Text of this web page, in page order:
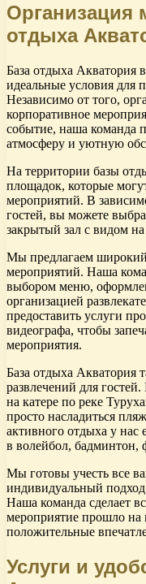
Организация
отдыха
База отдыха Акватория
идеальные условия для
Независимо от того,
корпоративное
событие, наша команда
атмосферу и уютную
На территории базы
площадок, которые
мероприятий. В
гостей, вы можете
закрытый зал с видом
Мы предлагаем широкий
мероприятий. Наша
выбором меню,
организацией
предоставить услуги
видеографа, чтобы
мероприятия.
База отдыха Акватория
развлечений для
на катере по реке
просто насладиться
активного отдыха у
в волейбол, бадминтон,
Мы готовы учесть все
индивидуальный
Наша команда сделает
мероприятие прошло на
положительные
Услуги и